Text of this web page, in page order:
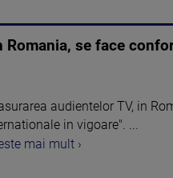
Romania, se face
audientelor TV, in
in vigoare". ...
mai mult ›